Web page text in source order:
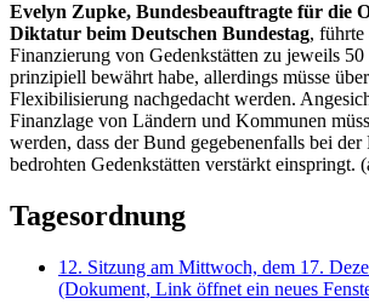
Evelyn Zupke, Bundesbeauftragte für die
Diktatur beim Deutschen Bundestag, führte
Finanzierung von Gedenkstätten zu jeweils
prinzipiell bewährt habe, allerdings müsse
Flexibilisierung nachgedacht werden.
Finanzlage von Ländern und Kommunen
werden, dass der Bund gegebenenfalls bei
bedrohten Gedenkstätten verstärkt einspringt.
Tagesordnung
12. Sitzung am Mittwoch, dem 17.
(Dokument, Link öffnet ein neues